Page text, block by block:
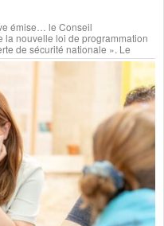
émise… le Conseil
la nouvelle loi de programmation
de sécurité nationale ». Le